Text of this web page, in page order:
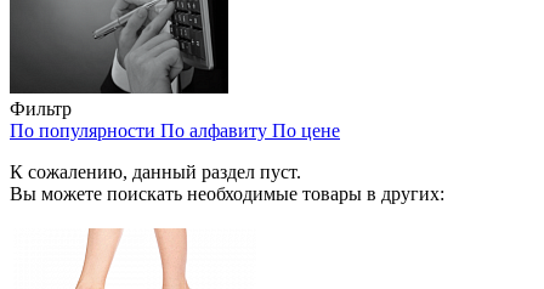
Фильтр
По популярности По алфавиту По цене
К сожалению, данный раздел пуст.
Вы можете поискать необходимые товары в других: